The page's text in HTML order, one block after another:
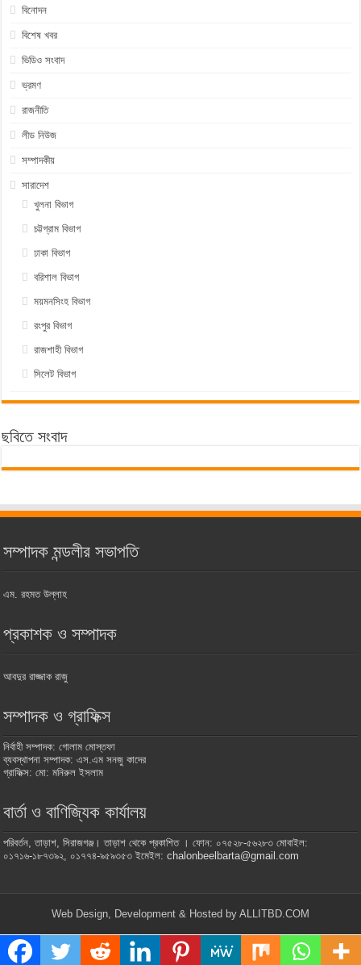
বিনোদন
বিশেষ খবর
ভিডিও সংবাদ
ভ্রমণ
রাজনীতি
লীড নিউজ
সম্পাদকীয়
সারাদেশ
খুলনা বিভাগ
চট্টগ্রাম বিভাগ
ঢাকা বিভাগ
বরিশাল বিভাগ
ময়মনসিংহ বিভাগ
রংপুর বিভাগ
রাজশাহী বিভাগ
সিলেট বিভাগ
ছবিতে সংবাদ
সম্পাদক মন্ডলীর সভাপতি
এম. রহমত উল্লাহ
প্রকাশক ও সম্পাদক
আবদুর রাজ্জাক রাজু
সম্পাদক ও গ্রাফিক্স
নির্বাহী সম্পাদক: গোলাম মোস্তফা
ব্যবস্থাপনা সম্পাদক: এস.এম সনজু কাদের
গ্রাফিক্স: মো: মনিরুল ইসলাম
বার্তা ও বাণিজ্যিক কার্যালয়
পরিবর্তন, তাড়াশ, সিরাজগঞ্জ। তাড়াশ থেকে প্রকাশিত । ফোন: ০৭৫২৮-৫৬২৮৩ মোবাইল:
০১৭১৬-১৮৭৩৯২, ০১৭৭৪-৯৫৯৩৫৩ ইমেইল: chalonbeelbarta@gmail.com
Web Design, Development & Hosted by ALLITBD.COM